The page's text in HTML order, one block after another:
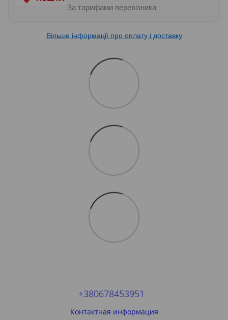
За тарифами перевізника
Більше інформації про оплату і доставку
+380678453951
Контактная информация